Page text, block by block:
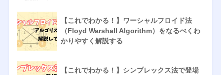
【これでわかる！】ワーシャルフロイド法
（Floyd Warshall Algorithm）をなるべくわ
かりやすく解説する
【これでわかる！】シンプレックス法で登場